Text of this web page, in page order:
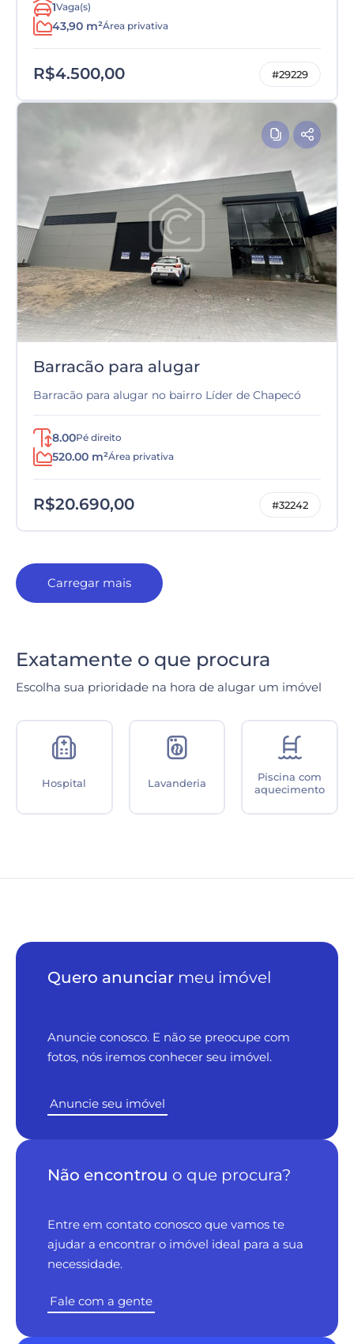
1Vaga(s)
43,90 m²Área privativa
R$4.500,00 #29229
Barracão para alugar
Barracão para alugar no bairro Líder de Chapecó
8.00Pé direito
520.00 m²Área privativa
R$20.690,00 #32242
Carregar mais
Exatamente o que procura
Escolha sua prioridade na hora de alugar um imóvel
Hospital Lavanderia
Piscina com
aquecimento
Quero anunciar meu imóvel
Anuncie conosco. E não se preocupe com
fotos, nós iremos conhecer seu imóvel.
Anuncie seu imóvel
Não encontrou o que procura?
Entre em contato conosco que vamos te
ajudar a encontrar o imóvel ideal para a sua
necessidade.
Fale com a gente